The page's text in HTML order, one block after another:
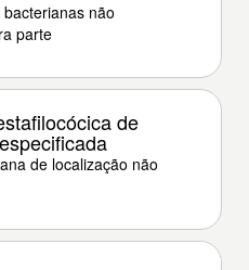
não
parte
de
de localização não